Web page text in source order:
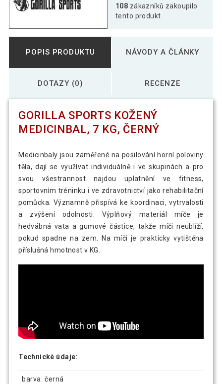
Gorilla Sports Kožený medicinbal, 6 kg,
964 Kč
černý
1 009 Kč
Gorilla Sports Kožený medicinbal, 9 kg,
Gorilla Sports Sada kožených
medicinbalů, 6 kg, černý
108 zákazníků zakoupilo
tento produkt
POPIS PRODUKTU NÁVODY A ČLÁNKY
DOTAZY (0) RECENZE
GORILLA SPORTS KOŽENÝ
MEDICINBAL, 7 KG, ČERNÝ
Medicinbaly jsou zaměřené na posilování horní poloviny
těla, dají se využívat individuálně i ve skupinách a pro
svou všestrannost najdou uplatnění ve fitness,
sportovním tréninku i ve zdravotnictví jako rehabilitační
pomůcka. Významně přispívá ke koordinaci, vytrvalosti
a zvýšení odolnosti. Výplňový materiál míče je
hedvábná vata a gumové částice, takže míči neublíží,
pokud spadne na zem. Na míči je prakticky vytištěna
příslušná hmotnost v KG.
Technické údaje:
barva: černá